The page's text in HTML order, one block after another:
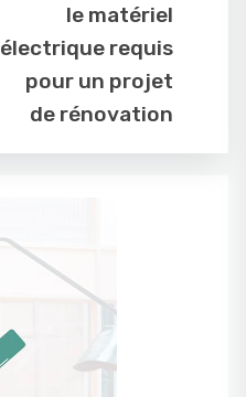
le matériel
électrique requis
pour un projet
de rénovation